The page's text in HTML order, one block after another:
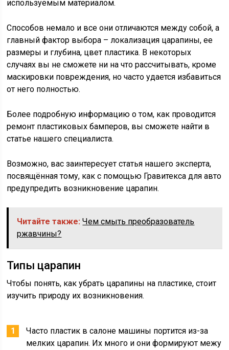
используемым материалом.
Способов немало и все они отличаются между собой, а
главный фактор выбора – локализация царапины, ее
размеры и глубина, цвет пластика. В некоторых
случаях вы не сможете ни на что рассчитывать, кроме
маскировки повреждения, но часто удается избавиться
от него полностью.
Более подробную информацию о том, как проводится
ремонт пластиковых бамперов, вы сможете найти в
статье нашего специалиста.
Возможно, вас заинтересует статья нашего эксперта,
посвящённая тому, как с помощью Гравитекса для авто
предупредить возникновение царапин.
Читайте также: Чем смыть преобразователь
ржавчины?
Типы царапин
Чтобы понять, как убрать царапины на пластике, стоит
изучить природу их возникновения.
Часто пластик в салоне машины портится из-за
мелких царапин. Их много и они формируют межу